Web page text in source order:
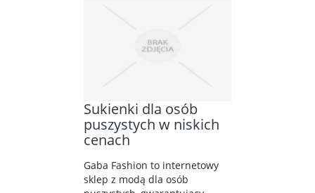
Sukienki dla osób
puszystych w niskich
cenach
Gaba Fashion to internetowy
sklep z modą dla osób